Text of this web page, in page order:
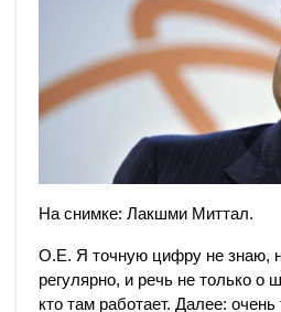
На снимке: Лакшми Миттал.
О.Е. Я точную цифру не знаю,
регулярно, и речь не только о
кто там работает. Далее: